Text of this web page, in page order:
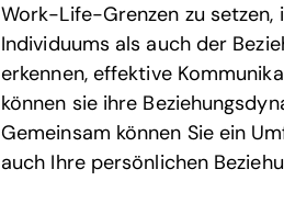
Work-Life-Grenzen zu
Individuums als auch der
erkennen, effektive
können sie ihre
Gemeinsam können Sie ein
auch Ihre persönlichen